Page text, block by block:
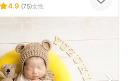
4.9 (75)女性